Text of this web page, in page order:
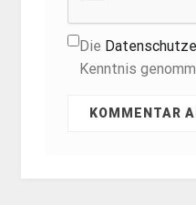
Die
Kenntnis